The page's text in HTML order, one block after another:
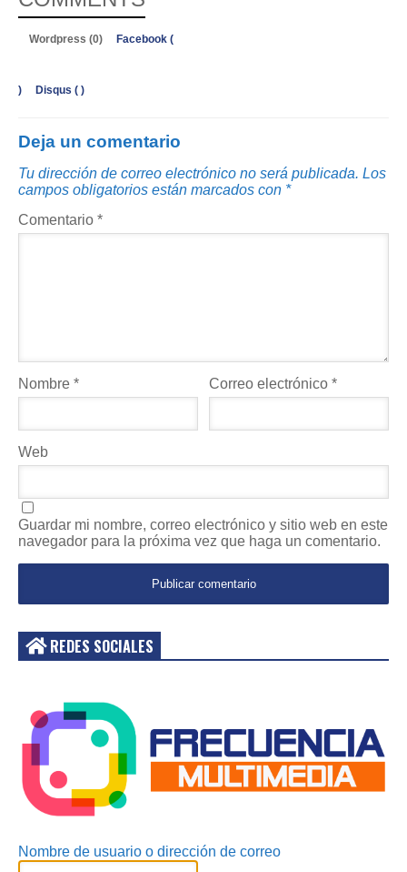
Wordpress (0) Facebook (
) Disqus ( )
Deja un comentario
Tu dirección de correo electrónico no será publicada. Los
campos obligatorios están marcados con *
Comentario *
Nombre * Correo electrónico*
Web
Guardar mi nombre, correo electrónico y sitio web en este
navegador para la próxima vez que haga un comentario.
REDES SOCIALES
Nombre de usuario o dirección de correo